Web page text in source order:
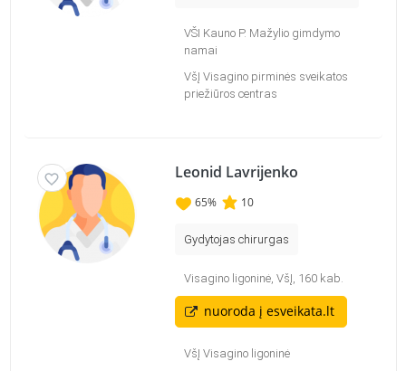
VŠI Kauno P. Mažylio gimdymo
namai
VšĮ Visagino pirminės sveikatos
priežiūros centras
Leonid Lavrijenko
65% 10
Gydytojas chirurgas
Visagino ligoninė, VšĮ, 160 kab.
nuoroda į esveikata.lt
VšĮ Visagino ligoninė